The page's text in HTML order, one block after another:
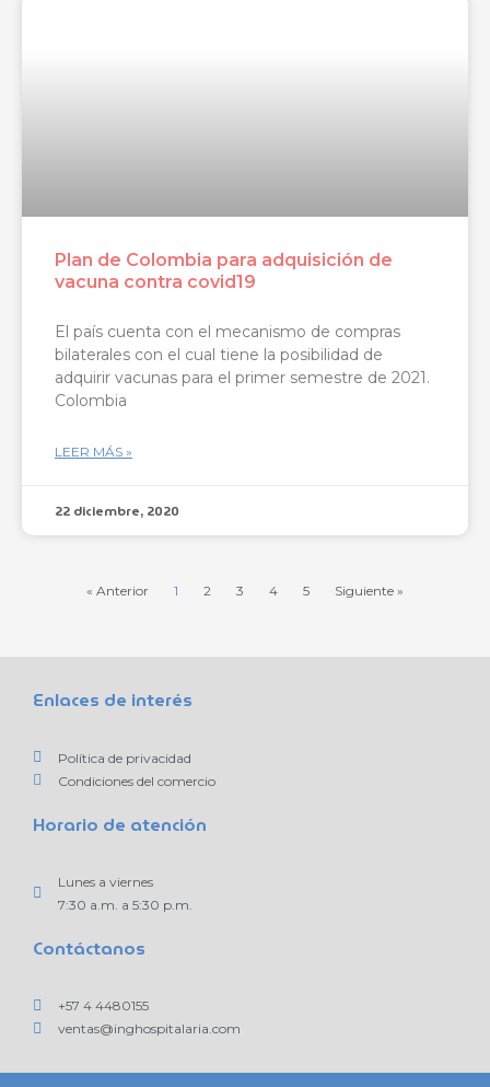
Plan de Colombia para adquisición de
vacuna contra covid19
El país cuenta con el mecanismo de compras
bilaterales con el cual tiene la posibilidad de
adquirir vacunas para el primer semestre de 2021.
Colombia
LEER MÁS »
22 diciembre, 2020
« Anterior 1 2 3 4 5 Siguiente »
Enlaces de interés
Política de privacidad
Condiciones del comercio
Horario de atención
Lunes a viernes
7:30 a.m. a 5:30 p.m.
Contáctanos
+57 4 4480155
ventas@inghospitalaria.com